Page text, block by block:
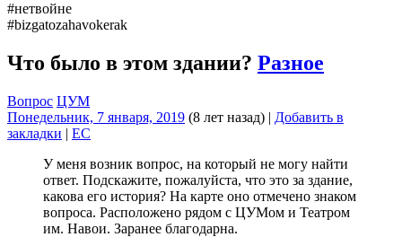
#нетвойне
#bizgatozahavokerak
Что было в этом здании? Разное
Вопрос ЦУМ
Понедельник, 7 января, 2019 (8 лет назад) | Добавить в
закладки | EC
У меня возник вопрос, на который не могу найти
ответ. Подскажите, пожалуйста, что это за здание,
какова его история? На карте оно отмечено знаком
вопроса. Расположено рядом с ЦУМом и Театром
им. Навои. Заранее благодарна.